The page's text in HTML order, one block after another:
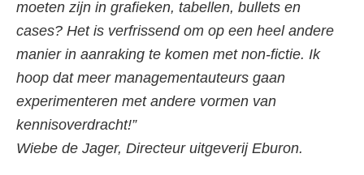
moeten zijn in grafieken, tabellen, bullets en
cases? Het is verfrissend om op een heel andere
manier in aanraking te komen met non-fictie. Ik
hoop dat meer managementauteurs gaan
experimenteren met andere vormen van
kennisoverdracht!”
Wiebe de Jager, Directeur uitgeverij Eburon.